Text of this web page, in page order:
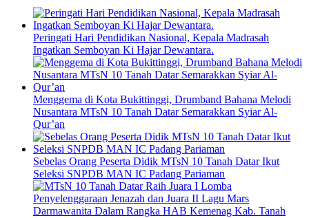
Peringati Hari Pendidikan Nasional, Kepala Madrasah
Ingatkan Semboyan Ki Hajar Dewantara.
Menggema di Kota Bukittinggi, Drumband Bahana Melodi
Nusantara MTsN 10 Tanah Datar Semarakkan Syiar Al-
Qur’an
Sebelas Orang Peserta Didik MTsN 10 Tanah Datar Ikut
Seleksi SNPDB MAN IC Padang Pariaman